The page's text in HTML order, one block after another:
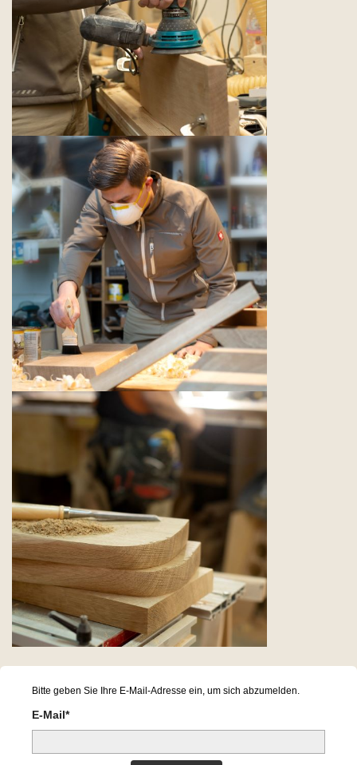
Bitte geben Sie Ihre E-Mail-Adresse ein, um sich abzumelden.
E-Mail*